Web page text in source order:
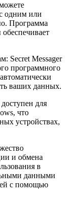
одним или
Программа
Secret Messager
программного
ваших данных.
для
что
устройствах,
и обмена
в
данными
с помощью